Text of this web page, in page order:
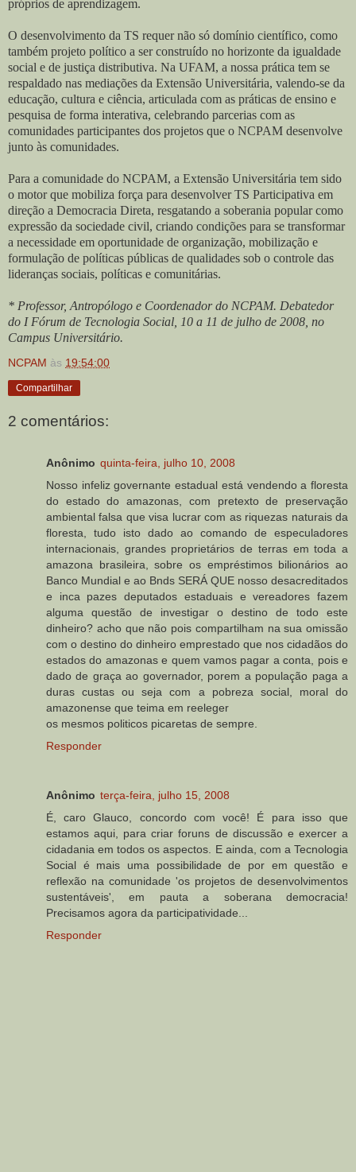
próprios de aprendizagem.
O desenvolvimento da TS requer não só domínio científico, como
também projeto político a ser construído no horizonte da igualdade
social e de justiça distributiva. Na UFAM, a nossa prática tem se
respaldado nas mediações da Extensão Universitária, valendo-se da
educação, cultura e ciência, articulada com as práticas de ensino e
pesquisa de forma interativa, celebrando parcerias com as
comunidades participantes dos projetos que o NCPAM desenvolve
junto às comunidades.
Para a comunidade do NCPAM, a Extensão Universitária tem sido
o motor que mobiliza força para desenvolver TS Participativa em
direção a Democracia Direta, resgatando a soberania popular como
expressão da sociedade civil, criando condições para se transformar
a necessidade em oportunidade de organização, mobilização e
formulação de políticas públicas de qualidades sob o controle das
lideranças sociais, políticas e comunitárias.
* Professor, Antropólogo e Coordenador do NCPAM. Debatedor
do I Fórum de Tecnologia Social, 10 a 11 de julho de 2008, no
Campus Universitário.
NCPAM às 19:54:00
Compartilhar
2 comentários:
Anônimo quinta-feira, julho 10, 2008
Nosso infeliz governante estadual está vendendo a floresta
do estado do amazonas, com pretexto de preservação
ambiental falsa que visa lucrar com as riquezas naturais da
floresta, tudo isto dado ao comando de especuladores
internacionais, grandes proprietários de terras em toda a
amazona brasileira, sobre os empréstimos bilionários ao
Banco Mundial e ao Bnds SERÁ QUE nosso desacreditados
e inca pazes deputados estaduais e vereadores fazem
alguma questão de investigar o destino de todo este
dinheiro? acho que não pois compartilham na sua omissão
com o destino do dinheiro emprestado que nos cidadãos do
estados do amazonas e quem vamos pagar a conta, pois e
dado de graça ao governador, porem a população paga a
duras custas ou seja com a pobreza social, moral do
amazonense que teima em reeleger
os mesmos politicos picaretas de sempre.
Responder
Anônimo terça-feira, julho 15, 2008
É, caro Glauco, concordo com você! É para isso que
estamos aqui, para criar foruns de discussão e exercer a
cidadania em todos os aspectos. E ainda, com a Tecnologia
Social é mais uma possibilidade de por em questão e
reflexão na comunidade 'os projetos de desenvolvimentos
sustentáveis', em pauta a soberana democracia!
Precisamos agora da participatividade...
Responder